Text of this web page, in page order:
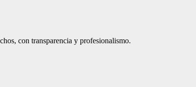
con transparencia y profesionalismo.